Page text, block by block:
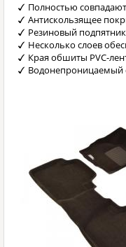
Полностью
Антискользящее
Резиновый
Несколько слоев
Края обшиты PVC-
Водонепроницаемый